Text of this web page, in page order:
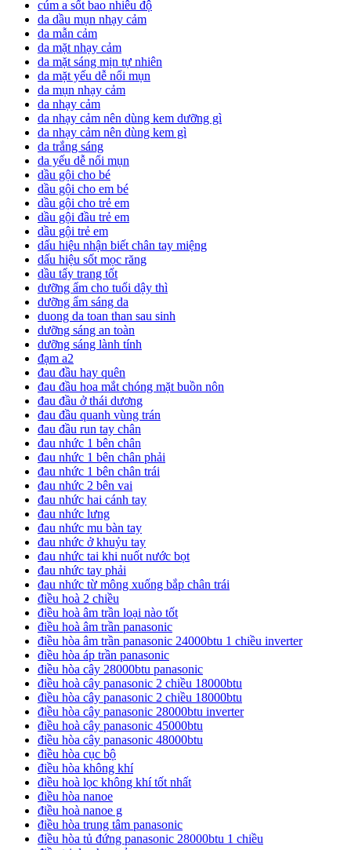
cúm a sốt bao nhiêu độ
da dầu mụn nhạy cảm
da mẫn cảm
da mặt nhạy cảm
da mặt sáng mịn tự nhiên
da mặt yếu dễ nổi mụn
da mụn nhạy cảm
da nhạy cảm
da nhạy cảm nên dùng kem dưỡng gì
da nhạy cảm nên dùng kem gì
da trắng sáng
da yếu dễ nổi mụn
dầu gội cho bé
dầu gội cho em bé
dầu gội cho trẻ em
dầu gội đầu trẻ em
dầu gội trẻ em
dấu hiệu nhận biết chân tay miệng
dấu hiệu sốt mọc răng
dầu tẩy trang tốt
dưỡng ẩm cho tuổi dậy thì
dưỡng ẩm sáng da
duong da toan than sau sinh
dưỡng sáng an toàn
dưỡng sáng lành tính
đạm a2
đau đầu hay quên
đau đầu hoa mắt chóng mặt buồn nôn
đau đầu ở thái dương
đau đầu quanh vùng trán
đau đầu run tay chân
đau nhức 1 bên chân
đau nhức 1 bên chân phải
đau nhức 1 bên chân trái
đau nhức 2 bên vai
đau nhức hai cánh tay
đau nhức lưng
đau nhức mu bàn tay
đau nhức ở khuỷu tay
đau nhức tai khi nuốt nước bọt
đau nhức tay phải
đau nhức từ mông xuống bắp chân trái
điều hoà 2 chiều
điều hoà âm trần loại nào tốt
điều hoà âm trần panasonic
điều hòa âm trần panasonic 24000btu 1 chiều inverter
điều hòa áp trần panasonic
điều hòa cây 28000btu panasonic
điều hoà cây panasonic 2 chiều 18000btu
điều hòa cây panasonic 2 chiều 18000btu
điều hòa cây panasonic 28000btu inverter
điều hoà cây panasonic 45000btu
điều hòa cây panasonic 48000btu
điều hòa cục bộ
điều hòa không khí
điều hoà lọc không khí tốt nhất
điều hòa nanoe
điều hoà nanoe g
điều hòa trung tâm panasonic
điều hòa tủ đứng panasonic 28000btu 1 chiều